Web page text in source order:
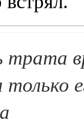
трата